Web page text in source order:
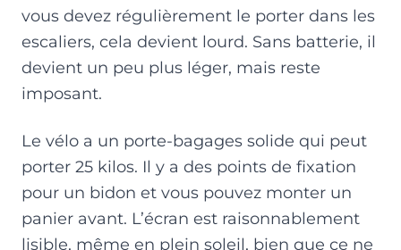
vous devez régulièrement le porter dans les
escaliers, cela devient lourd. Sans batterie, il
devient un peu plus léger, mais reste
imposant.
Le vélo a un porte-bagages solide qui peut
porter 25 kilos. Il y a des points de fixation
pour un bidon et vous pouvez monter un
panier avant. L’écran est raisonnablement
lisible, même en plein soleil, bien que ce ne